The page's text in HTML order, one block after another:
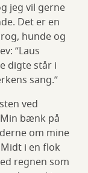
jeg vil gerne
Det er en
hunde og
”Laus
digte står i
sang.”
ved
bænk på
om mine
i en flok
regnen som